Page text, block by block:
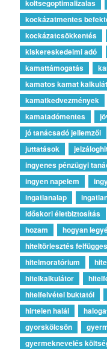
koltsegoptimalizalas
kockázatmentes
kockázatcsökkentés
kiskereskedelmi adó
kamattámogatás
kamatos kamat
kamatkedvezmények
kamatadómentes
jó tanácsadó jellemzői
juttatások
ingyenes pénzügyi
ingyen napelem
ingatlanalap
időskori életbiztosítás
hozam
hogyan
hiteltörlesztés
hitelmoratórium
hitelkalkulátor
hitelfelvétel buktatói
hirtelen halál
gyorskölcsön
gyermeknevelés